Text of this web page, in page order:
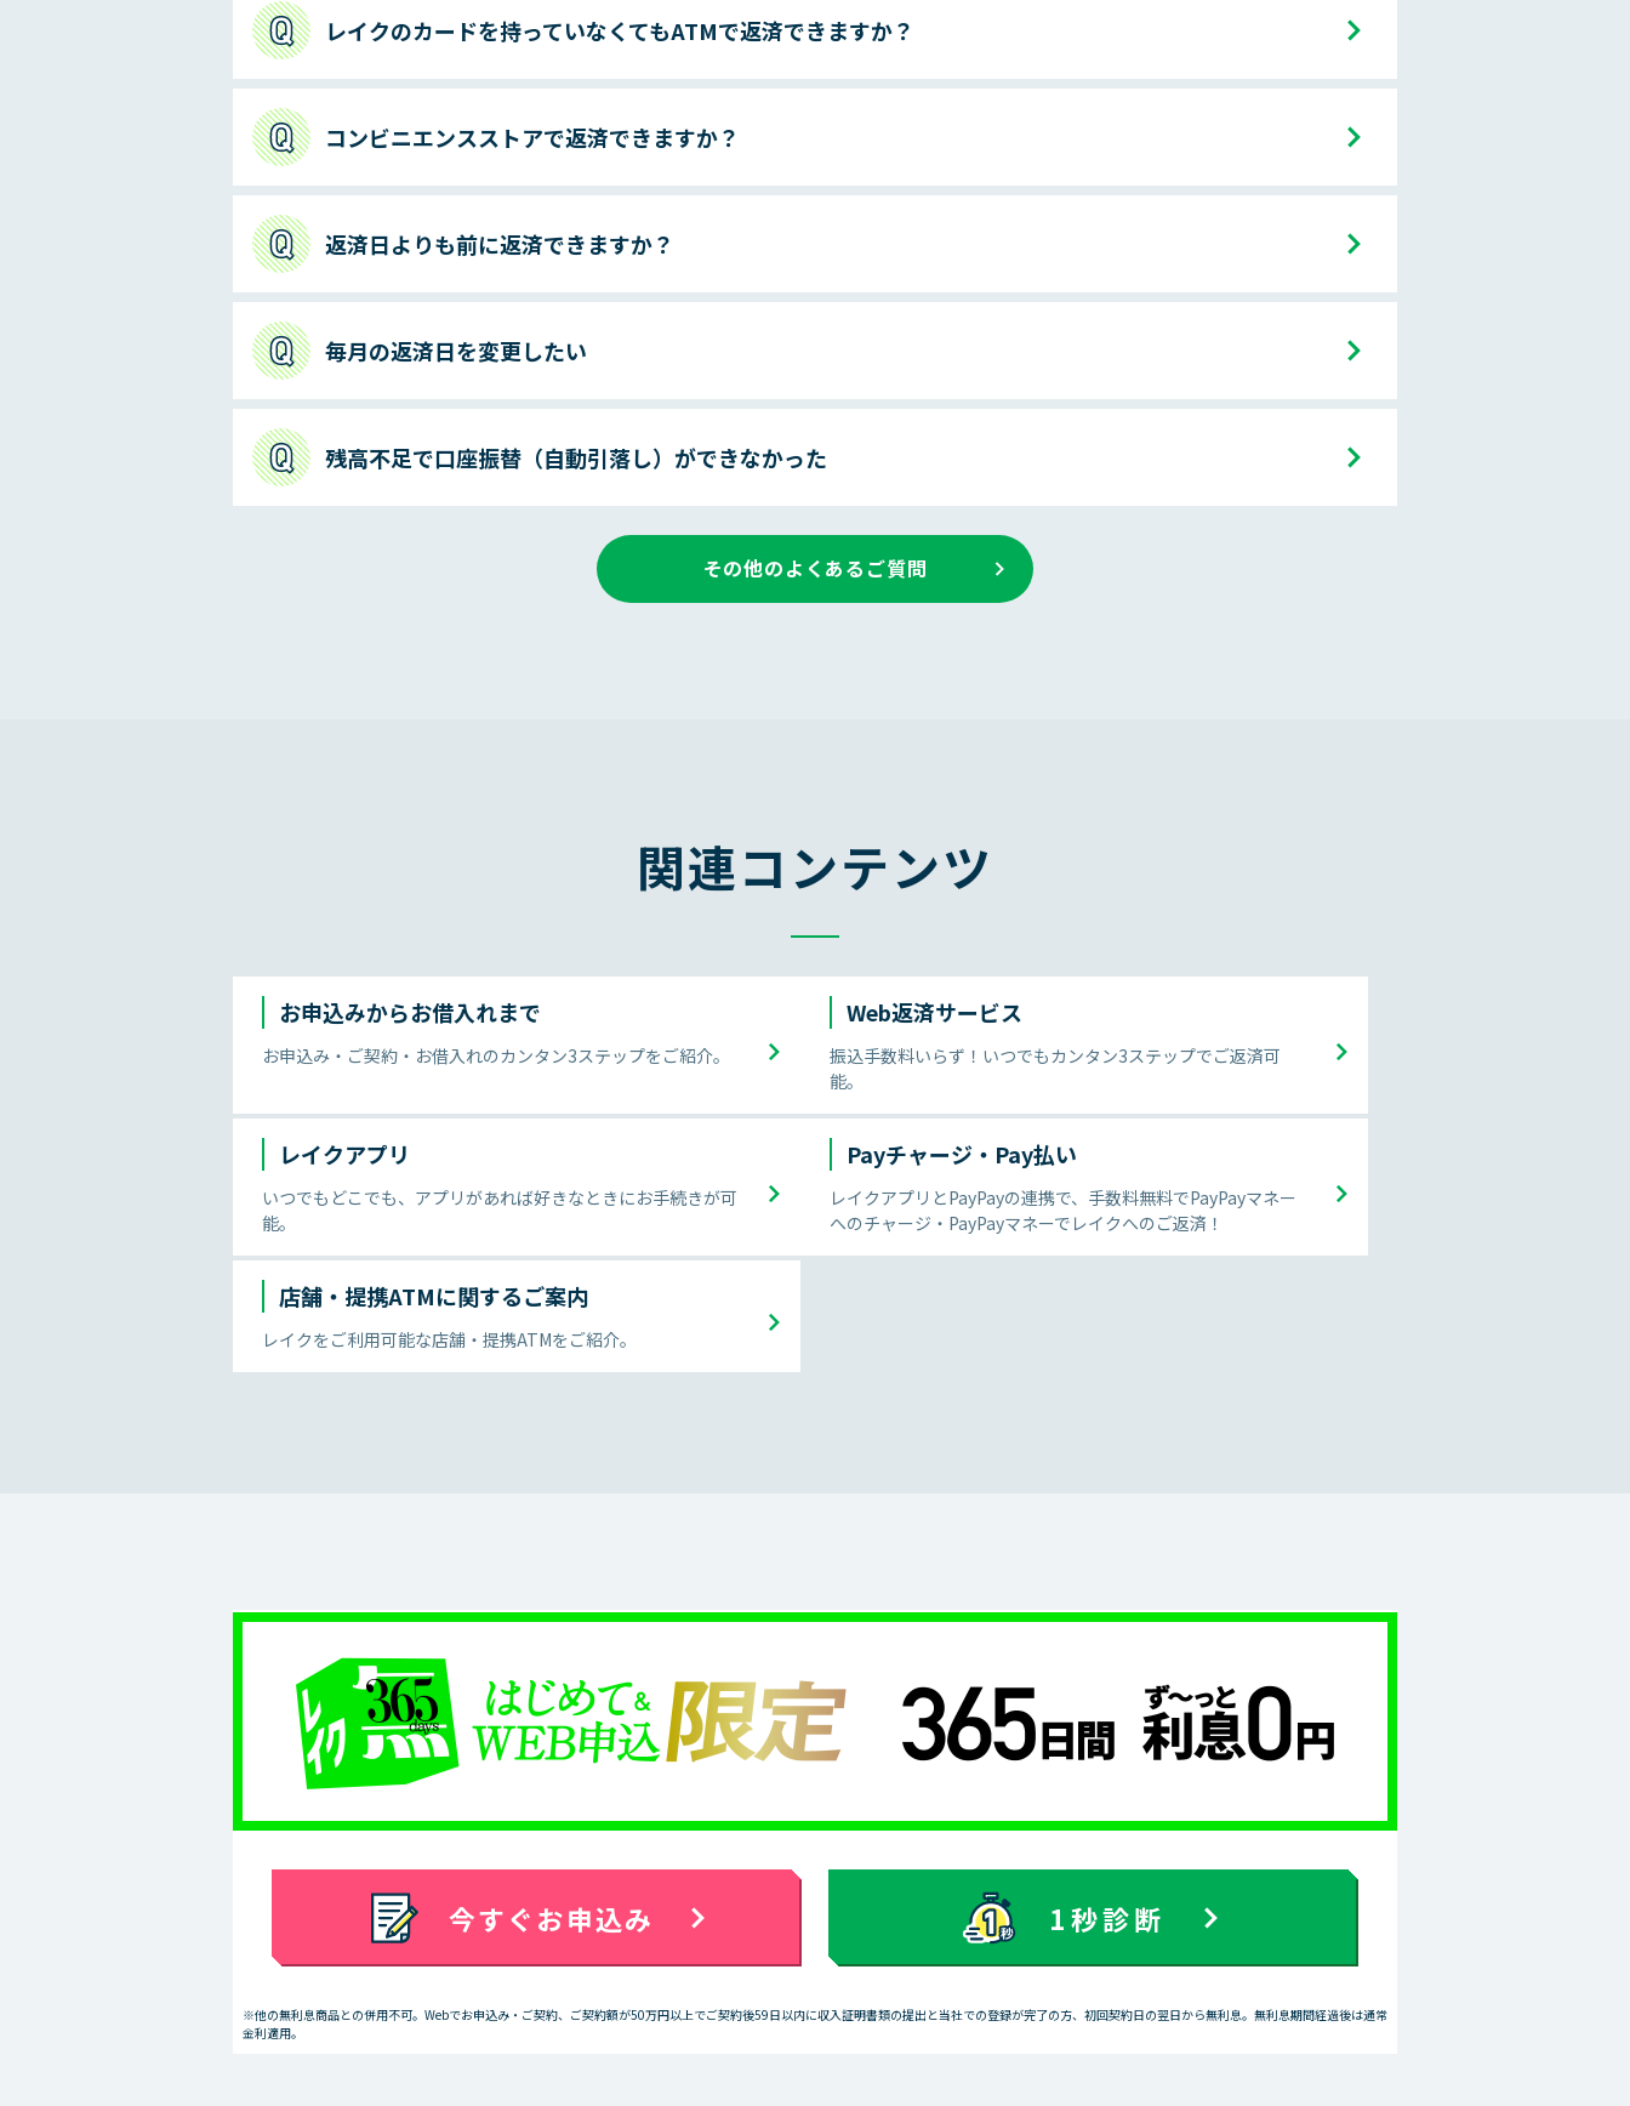
レイクのカードを持っていなくてもATMで返済できますか？
コンビニエンスストアで返済できますか？
返済日よりも前に返済できますか？
毎月の返済日を変更したい
残高不足で口座振替（自動引落し）ができなかった
その他のよくあるご質問
関連コンテンツ
お申込みからお借入れまで
お申込み・ご契約・お借入れのカンタン3ステップをご紹介。
Web返済サービス
振込手数料いらず！いつでもカンタン3ステップでご返済可
能。
レイクアプリ
いつでもどこでも、アプリがあれば好きなときにお手続きが可
能。
Payチャージ・Pay払い
レイクアプリとPayPayの連携で、手数料無料でPayPayマネー
へのチャージ・PayPayマネーでレイクへのご返済！
店舗・提携ATMに関するご案内
レイクをご利用可能な店舗・提携ATMをご紹介。
今すぐお申込み 1秒診断
※他の無利息商品との併用不可。Webでお申込み・ご契約、ご契約額が50万円以上でご契約後59日以内に収入証明書類の提出と当社での登録が完了の方、初回契約日の翌日から無利息。無利息期間経過後は通常
金利適用。